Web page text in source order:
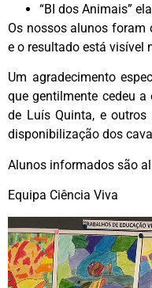
“BI dos Animais”
Os nossos alunos
e o resultado está visível
Um agradecimento
que gentilmente cedeu a
de Luís Quinta, e
disponibilização dos
Alunos informados são
Equipa Ciência Viva
Reprodutor
de
vídeo